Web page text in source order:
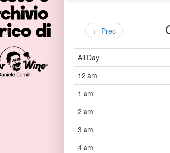
← Prec
All Day
12 am
1 am
2 am
3 am
4 am